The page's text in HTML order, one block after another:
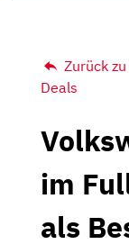
Zurück
Deals
im
als